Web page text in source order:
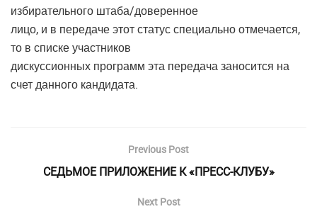
избирательного штаба/доверенное
лицо, и в передаче этот статус специально отмечается,
то в списке участников
дискуссионных программ эта передача заносится на
счет данного кандидата.
Previous Post
СЕДЬМОЕ ПРИЛОЖЕНИЕ К «ПРЕСС-КЛУБУ»
Next Post